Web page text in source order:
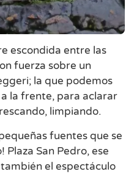
escondida entre las
fuerza sobre un
la que podemos
la frente, para aclarar
limpiando.
fuentes que se
San Pedro, ese
el espectáculo